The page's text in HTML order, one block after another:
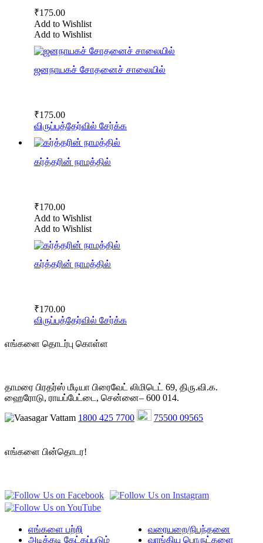
₹175.00
Add to Wishlist
Add to Wishlist
ஜனநாயகச் சோதனைச் சாலையில்
₹175.00
விருப்பத்தேர்வில் சேர்க்க
கர்த்தரின் நாமத்தில்
₹170.00
Add to Wishlist
Add to Wishlist
கர்த்தரின் நாமத்தில்
₹170.00
விருப்பத்தேர்வில் சேர்க்க
எங்களை தொடர்பு கொள்ள
தாமரை பிரதர்ஸ் மீடியா பிரைவேட் லிமிடெட் 69, திரு.வி.க.
ஹைரோடு, ராயப்பேட்டை, சென்னை– 600 014.
1800 425 7700
75500 09565
எங்களை பின்தொடர!
எங்களை பற்றி
அடிக்கடி கேட்கப்படும்
வரையறை/நிபந்தனை
வாங்கிய பொருட்களை